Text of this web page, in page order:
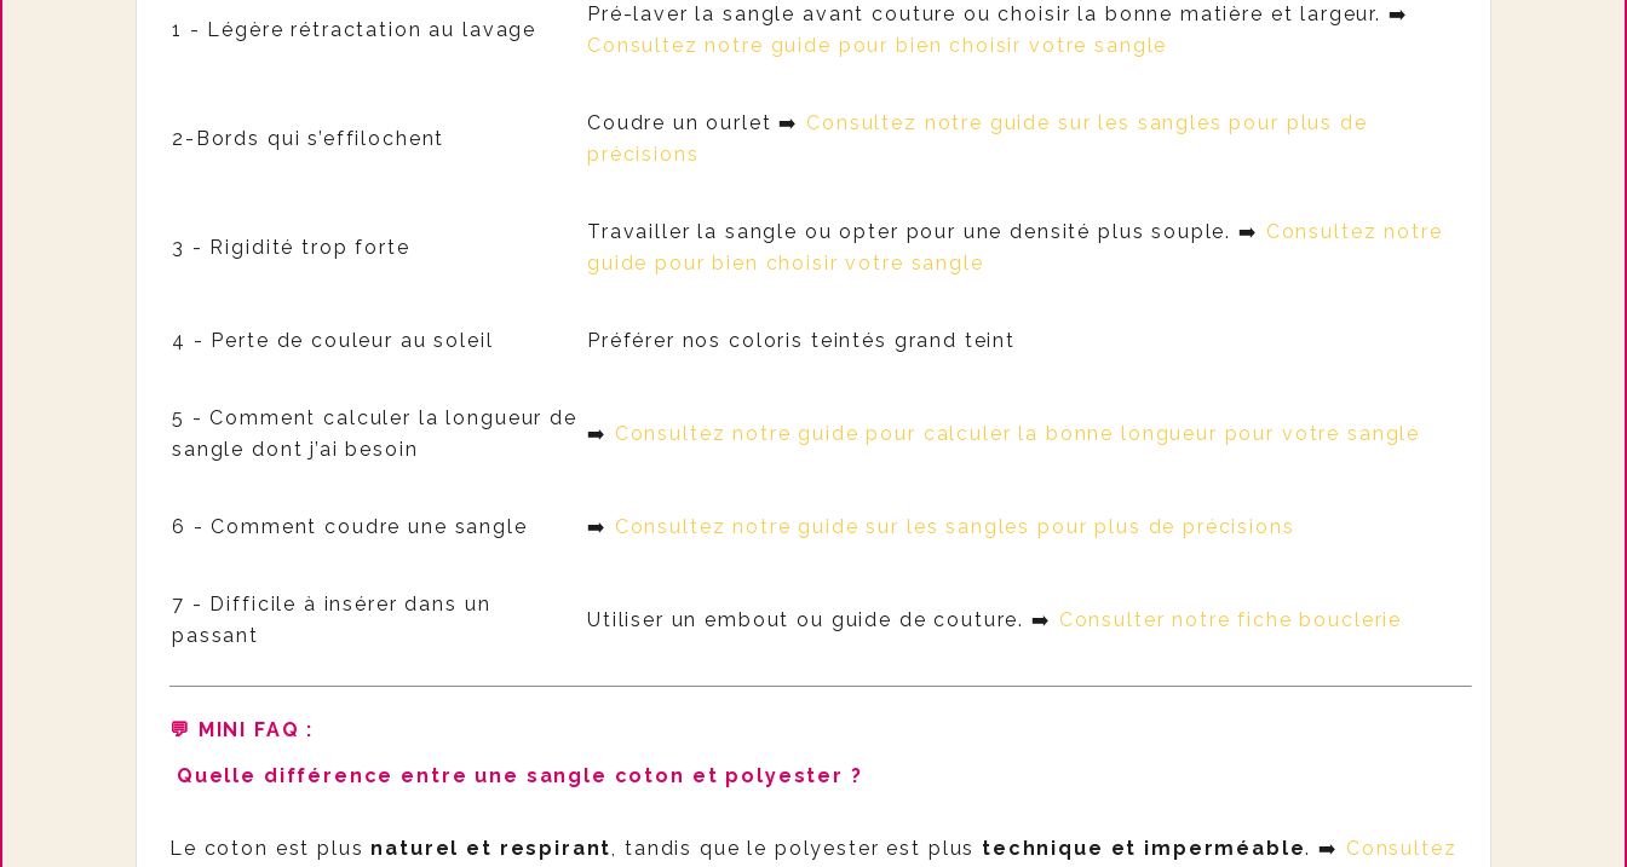
1 - Légère rétractation au lavage
Pré-laver la sangle avant couture ou choisir la bonne matière et largeur. ➡️
Consultez notre guide pour bien choisir votre sangle
2-Bords qui s’effilochent
Coudre un ourlet ➡️ Consultez notre guide sur les sangles pour plus de
précisions
3 - Rigidité trop forte
Travailler la sangle ou opter pour une densité plus souple. ➡️ Consultez notre
guide pour bien choisir votre sangle
4 - Perte de couleur au soleil Préférer nos coloris teintés grand teint
5 - Comment calculer la longueur de
sangle dont j’ai besoin
➡️ Consultez notre guide pour calculer la bonne longueur pour votre sangle
6 - Comment coudre une sangle ➡️ Consultez notre guide sur les sangles pour plus de précisions
7 - Difficile à insérer dans un
passant
Utiliser un embout ou guide de couture. ➡️ Consulter notre fiche bouclerie
💬 MINI FAQ :
Quelle différence entre une sangle coton et polyester ?
Le coton est plus naturel et respirant, tandis que le polyester est plus technique et imperméable. ➡️ Consultez